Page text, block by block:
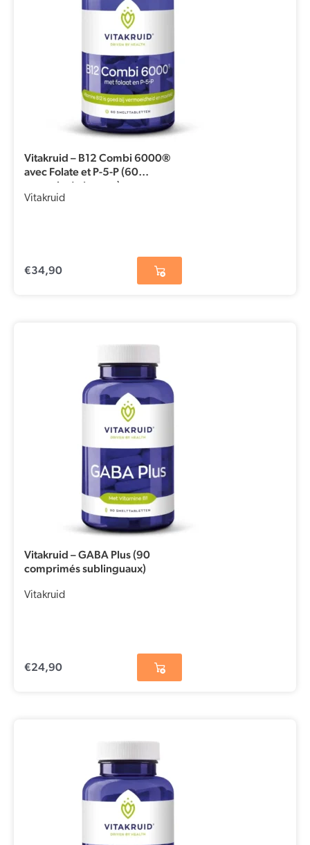
Vitakruid – B12 Combi 6000®
avec Folate et P-5-P (60
comprimés à sucer)
Vitakruid
€34,90
Vitakruid – GABA Plus (90
comprimés sublinguaux)
Vitakruid
€24,90